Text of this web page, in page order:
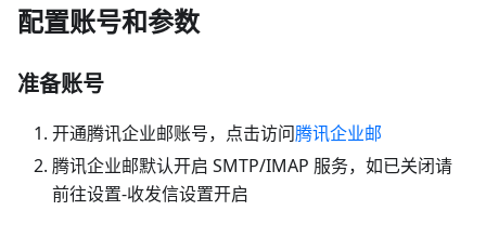
配置账号和参数
准备账号
开通腾讯企业邮账号，点击访问腾讯企业邮
腾讯企业邮默认开启 SMTP/IMAP 服务，如已关闭请
前往设置-收发信设置开启